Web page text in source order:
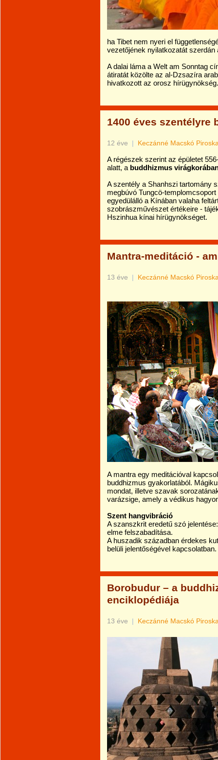
ha Tibet nem nyeri el
vezetőjének nyilatkozatát
A dalai láma a Welt am Sonntag
átiratát közölte az al-Dzsazíra
hivatkozott az orosz hírügynökség.
1400 éves szentélyre
12 éve | Keczánné Macskó
A régészek szerint az épületet
alatt, a buddhizmus
A szentély a Shanhszi tartomány
megbúvó Tungcö-
egyedülálló a Kínában valaha
szobrászművészet értékeire -
Hszinhua kínai hírügynökséget.
Mantra-meditáció -
13 éve | Keczánné Macskó
A mantra egy meditációval
buddhizmus gyakorlatából.
mondat, illetve szavak
varázsige, amely a védikus
Szent hangvibráció
A szanszkrit eredetű szó
elme felszabadítása.
A huszadik században érdekes
belüli jelentőségével kapcsolatban.
Borobudur – a
enciklopédiája
13 éve | Keczánné Macskó